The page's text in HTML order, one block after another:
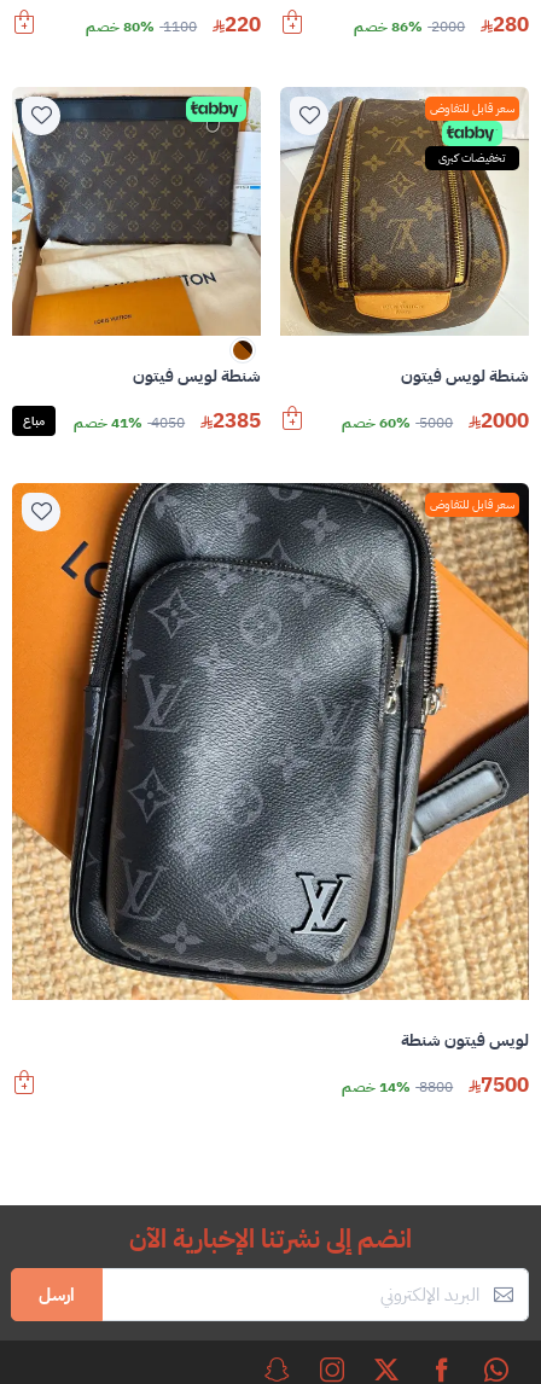
280
2000 86% خصم 220
1100 80% خصم
سعر قابل للتفاوض
تخفيضات كبرى
شنطة لويس فيتون
2000
5000 60% خصم
شنطة لويس فيتون
2385
4050 41% خصم مباع
سعر قابل للتفاوض
لويس فيتون شنطة
7500
8800 14% خصم
انضم إلى نشرتنا الإخبارية الآن
ارسل